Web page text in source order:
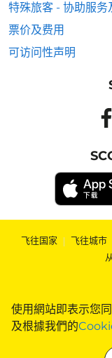
使用網站即表示您
及根據我們的
特殊旅客 - 协助服务
票价及费用
可访问性声明
飞往国家 | 飞往城市